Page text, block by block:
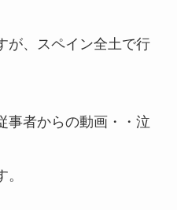
が、スペイン全土で行
事者からの動画・・泣